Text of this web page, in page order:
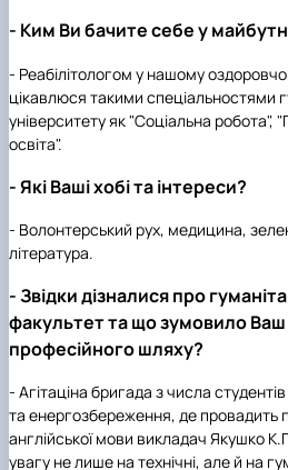
- Ким Ви бачите себе у
- Реабілітологом у нашому
цікавлюся такими спеціальностями
університету як "Соціальна робота",
освіта".
- Які Ваші хобі та інтереси?
- Волонтерський рух, медицина,
література.
- Звідки дізналися про
факультет та що зумовило Ваш
професійного шляху?
- Агітаціна бригада з числа
та енергозбереження, де провадить
англійської мови викладач Якушко
увагу не лише на технічні, але й на